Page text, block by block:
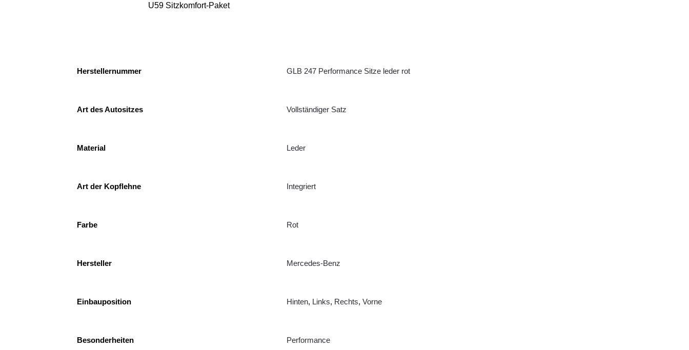
U59 Sitzkomfort-Paket
Herstellernummer GLB 247 Performance Sitze leder rot
Art des Autositzes Vollständiger Satz
Material Leder
Art der Kopflehne Integriert
Farbe Rot
Hersteller Mercedes-Benz
Einbauposition Hinten, Links, Rechts,Vorne
Besonderheiten Performance